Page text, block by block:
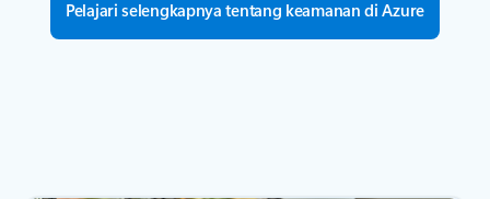
Pelajari selengkapnya tentang keamanan di Azure